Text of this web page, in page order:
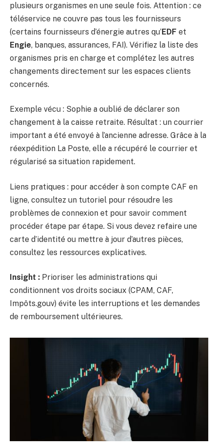
plusieurs organismes en une seule fois. Attention : ce
téléservice ne couvre pas tous les fournisseurs
(certains fournisseurs d’énergie autres qu’EDF et
Engie, banques, assurances, FAI). Vérifiez la liste des
organismes pris en charge et complétez les autres
changements directement sur les espaces clients
concernés.
Exemple vécu : Sophie a oublié de déclarer son
changement à la caisse retraite. Résultat : un courrier
important a été envoyé à l’ancienne adresse. Grâce à la
réexpédition La Poste, elle a récupéré le courrier et
régularisé sa situation rapidement.
Liens pratiques : pour accéder à son compte CAF en
ligne, consultez un tutoriel pour résoudre les
problèmes de connexion et pour savoir comment
procéder étape par étape. Si vous devez refaire une
carte d’identité ou mettre à jour d’autres pièces,
consultez les ressources explicatives.
Insight : Prioriser les administrations qui
conditionnent vos droits sociaux (CPAM, CAF,
Impôts.gouv) évite les interruptions et les demandes
de remboursement ultérieures.